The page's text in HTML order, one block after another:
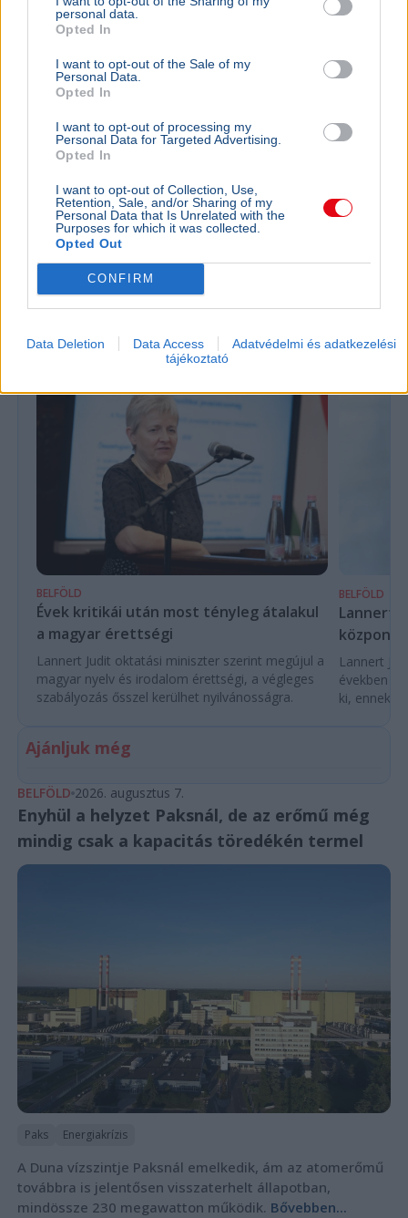
personal data.
Opted In
I want to opt-out of the Sale of my
Personal Data.
Opted In
I want to opt-out of processing my
Personal Data for Targeted Advertising.
Opted In
I want to opt-out of Collection, Use,
Retention, Sale, and/or Sharing of my
Personal Data that Is Unrelated with the
Purposes for which it was collected.
Opted Out
CONFIRM
Data Deletion Data Access
Adatvédelmi és adatkezelési
tájékoztató
Karácsony Gergely Duna
Karácsony Gergely bejelentette: elkerítik a Duna-meder
területén, elindulhat a kármentesítés.
Oktatás
BELFÖLD
Évek kritikái után most tényleg átalakul
a magyar érettségi
Lannert Judit oktatási miniszter szerint megújul a
magyar nyelv és irodalom érettségi, a végleges
szabályozás ősszel kerülhet nyilvánosságra.
BELFÖLD
Lannert
Lannert
években
ki, ennek
Ajánljuk még
BELFÖLD 2026. augusztus 7.
Enyhül a helyzet Paksnál, de az erőmű még
mindig csak a kapacitás töredékén termel
Paks Energiakrízis
A Duna vízszintje Paksnál emelkedik, ám az atomerőmű
továbbra is jelentősen visszaterhelt állapotban,
mindössze 230 megawatton működik. Bővebben...